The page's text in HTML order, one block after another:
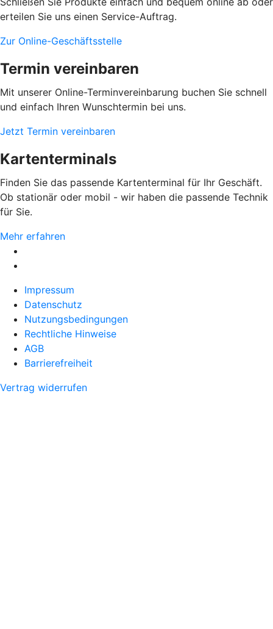
erteilen Sie uns einen Service-Auftrag.
Zur Online-Geschäftsstelle
Termin vereinbaren
Mit unserer Online-Terminvereinbarung buchen Sie schnell
und einfach Ihren Wunschtermin bei uns.
Jetzt Termin vereinbaren
Kartenterminals
Finden Sie das passende Kartenterminal für Ihr Geschäft.
Ob stationär oder mobil - wir haben die passende Technik
für Sie.
Mehr erfahren
Impressum
Datenschutz
Nutzungsbedingungen
Rechtliche Hinweise
AGB
Barrierefreiheit
Vertrag widerrufen